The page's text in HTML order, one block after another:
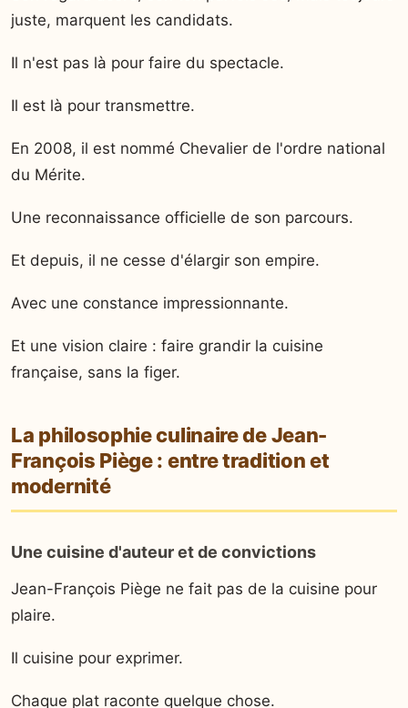
juste, marquent les candidats.
Il n'est pas là pour faire du spectacle.
Il est là pour transmettre.
En 2008, il est nommé Chevalier de l'ordre national
du Mérite.
Une reconnaissance officielle de son parcours.
Et depuis, il ne cesse d'élargir son empire.
Avec une constance impressionnante.
Et une vision claire : faire grandir la cuisine
française, sans la figer.
La philosophie culinaire de Jean-
François Piège : entre tradition et
modernité
Une cuisine d'auteur et de convictions
Jean-François Piège ne fait pas de la cuisine pour
plaire.
Il cuisine pour exprimer.
Chaque plat raconte quelque chose.